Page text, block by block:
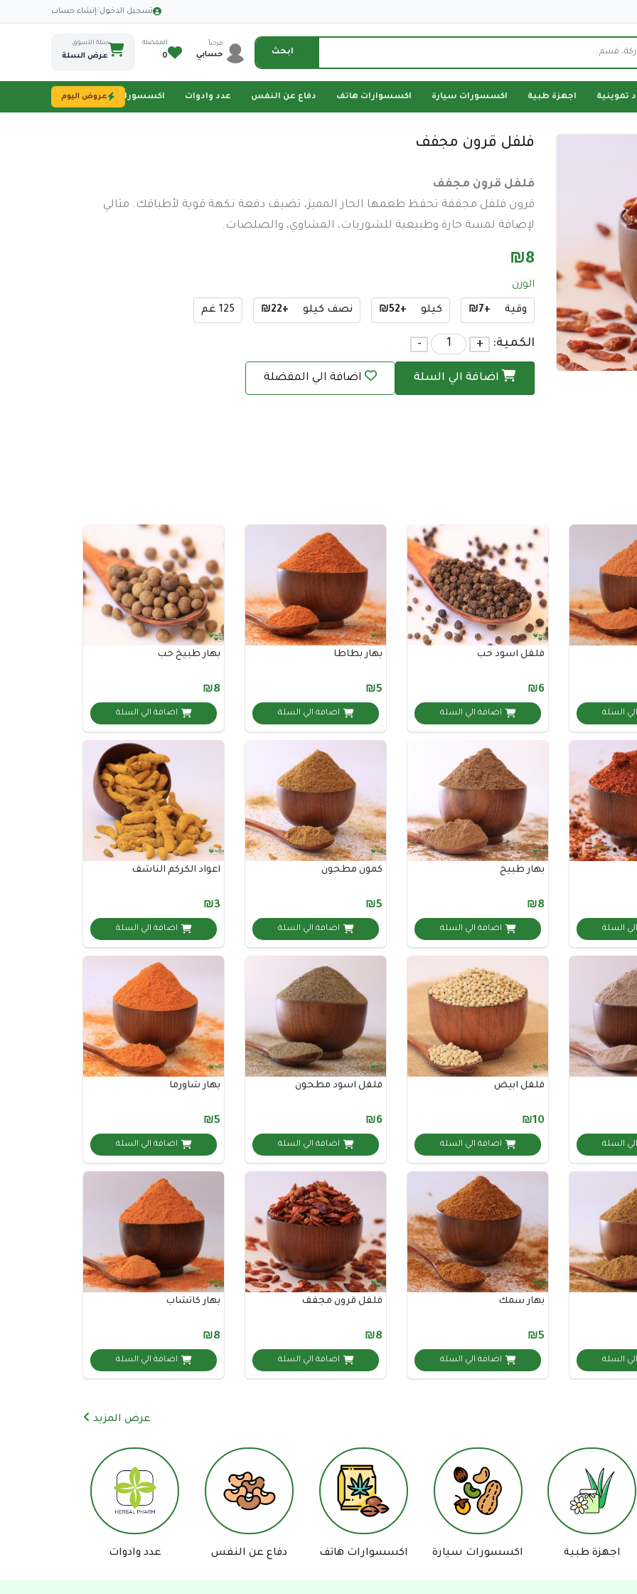
· تسجيل الدخول/إنشاء حساب
ابحث
مرحباً
حسابي
المفضلة
0
سلة التسوق
عرض السلة
تموينية اجهزة طبية اكسسورات سيارة اكسسوارات هاتف دفاع عن النفس عدد وادوات اكسسورات تصوير طاقة شمسيةعروض اليوم
فلفل قرون مجفف
فلفل قرون مجفف
قرون فلفل مجففة تحفظ طعمها الحار المميز، تضيف دفعة نكهة قوية لأطباقك. مثالي
لإضافة لمسة حارة وطبيعية للشوربات، المشاوي، والصلصات.
₪8
الوزن
وقية +₪7 كيلو +₪52 نصف كيلو +₪22 125 غم
الكمية: +
-
اضافة الي السلة اضافة الي المفضلة
السلة
فلفل اسود حب
₪6
اضافة الي السلة
بهار بطاطا
₪5
اضافة الي السلة
بهار طبيخ حب
₪8
اضافة الي السلة
السلة
بهار طبيخ
₪8
اضافة الي السلة
كمون مطحون
₪5
اضافة الي السلة
أعواد الكركم الناشف
₪3
اضافة الي السلة
السلة
فلفل ابيض
₪10
اضافة الي السلة
فلفل اسود مطحون
₪6
اضافة الي السلة
بهار شاورما
₪5
اضافة الي السلة
السلة
بهار سمك
₪5
اضافة الي السلة
فلفل قرون مجفف
₪8
اضافة الي السلة
بهار كاتشاب
₪8
اضافة الي السلة
عرض المزيد
طبية اكسسورات سيارة اكسسوارات هاتف دفاع عن النفس عدد وادوات اكسسورات تصوير
مساعد السعيد للعطارة والأعشاب
الطبية